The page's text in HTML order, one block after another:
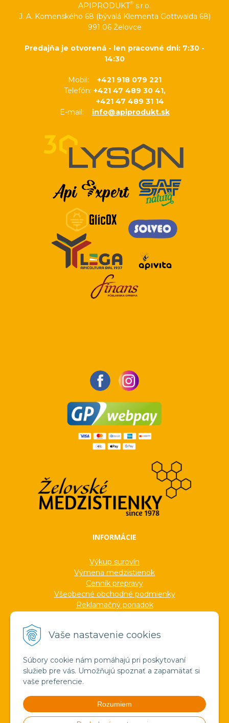
Vaše nastavenie cookies
Súbory cookie nám pomáhajú pri poskytovaní
služieb pre vás. Umožňujú spoznať a zapamätať si
vaše preferencie.
Rozumiem
APIPRODUKT® s.r.o.
J. A. Komenského 68 (bývalá Klementa Gottwalda 68)
991 06 Želovce
Predajňa je otvorená - len pracovné dni: 7:30 -
14:30
Mobil: +421 918 079 221
Telefón: +421 47 489 30 41,
+421 47 489 31 14
E-mail: info@apiprodukt.sk
INFORMÁCIE
Výkup surovín
Výmena medzistienok
Cenník prepravy
Všeobecné obchodné podmienky
Reklamačný poriadok
Formuláre
Ocenenia
Veľkoobchod
Verejné obstarávanie
Pravda o medzistienkach a vosku
Spoznajte náš región!